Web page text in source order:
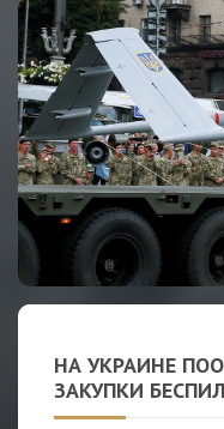
НА УКРАИНЕ
ЗАКУПКИ